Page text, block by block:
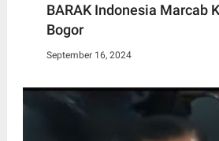
BARAK Indonesia Marcab
Bogor
September 16, 2024